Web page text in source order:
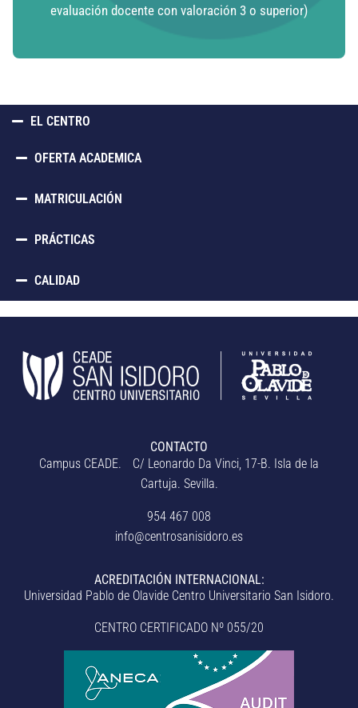
evaluación docente con valoración 3 o superior)​
EL CENTRO
OFERTA ACADEMICA
MATRICULACIÓN​
PRÁCTICAS
CALIDAD
CONTACTO
Campus CEADE. C/ Leonardo Da Vinci, 17-B. Isla de la
Cartuja. Sevilla.
954 467 008
info@centrosanisidoro.es
ACREDITACIÓN INTERNACIONAL:
Universidad Pablo de Olavide Centro Universitario San Isidoro.
CENTRO CERTIFICADO Nº 055/20